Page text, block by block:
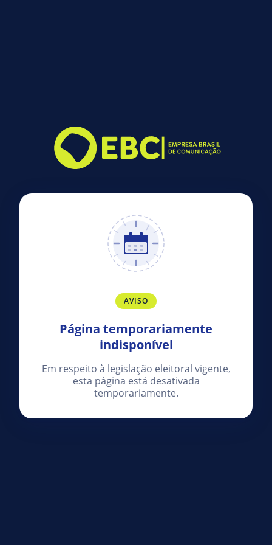
AVISO
Página temporariamente
indisponível
Em respeito à legislação eleitoral vigente,
esta página está desativada
temporariamente.